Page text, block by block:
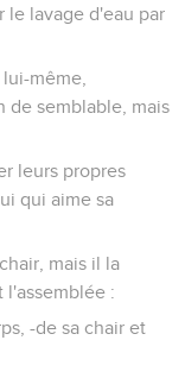
le lavage d'eau par
même,
de semblable, mais
leurs propres
qui aime sa
mais il la
l'assemblée :
-de sa chair et